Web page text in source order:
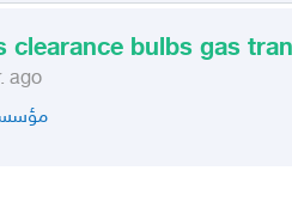
clearance bulbs gas
ago
مؤسسة